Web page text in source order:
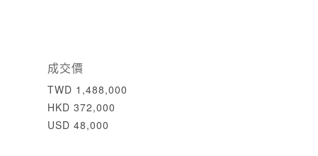
成交價
TWD 1,488,000
HKD 372,000
USD 48,000